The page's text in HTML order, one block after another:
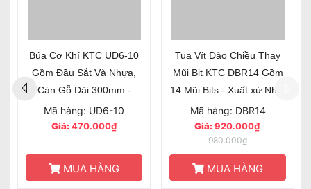
Búa Cơ Khí KTC UD6-10
Gồm Đầu Sắt Và Nhựa,
Cán Gỗ Dài 300mm -
Chính Hãng Nhật Bản
Mã hàng: UD6-10
Giá:470.000₫
MUA HÀNG
Tua Vít Đảo Chiều Thay
Mũi Bit KTC DBR14 Gồm
14 Mũi Bits - Xuất xứ Nhật
Bản
Mã hàng: DBR14
Giá:920.000₫
980.000₫
MUA HÀNG